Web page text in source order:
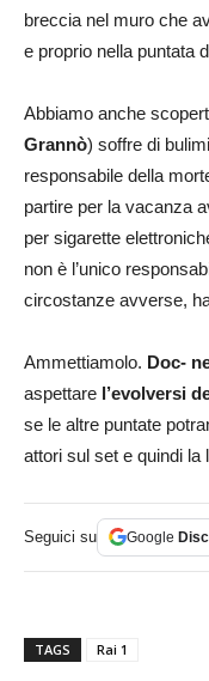
breccia nel muro che
e proprio nella puntata
Abbiamo anche
Grannò) soffre di
responsabile della
partire per la vacanza
per sigarette
non è l’unico
circostanze avverse,
Ammettiamolo. Doc-
aspettare l’evolversi
se le altre puntate
attori sul set e quindi la
Seguici su Google
TAGS Rai 1